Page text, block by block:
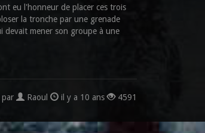
eu l'honneur de placer ces trois
la tronche par une grenade
devait mener son groupe à une
par Raoul il y a 10 ans 4591